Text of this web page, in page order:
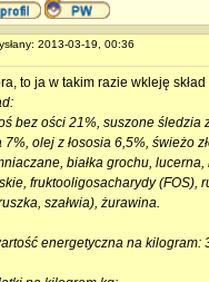
2013-03-19, 00:36
to ja w takim razie wkleję
bez ości 21%, suszone śledzia
7%, olej z łososia 6,5%, świeżo
białka grochu,
fruktooligosacharydy (FOS),
szałwia), żurawina.
energetyczna na kilogram: